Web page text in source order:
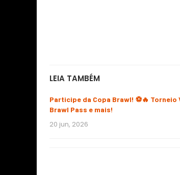
LEIA TAMBÉM
Participe da Copa Brawl! ⚽🔥 Torneio
Brawl Pass e mais!
20 jun, 2026